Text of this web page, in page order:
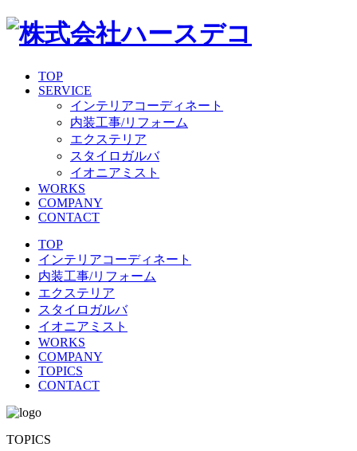
TOP
SERVICE
インテリアコーディネート
内装工事/リフォーム
エクステリア
スタイロガルバ
イオニアミスト
WORKS
COMPANY
CONTACT
TOP
インテリアコーディネート
内装工事/リフォーム
エクステリア
スタイロガルバ
イオニアミスト
WORKS
COMPANY
TOPICS
CONTACT
TOPICS